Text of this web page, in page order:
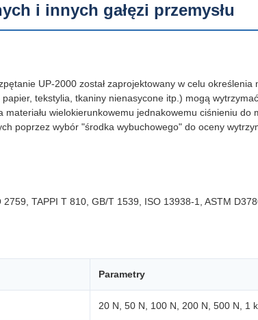
i innych gałęzi przemysłu
UP-2000 został zaprojektowany w celu określenia
tekstylia, tkaniny nienasycone itp.) mogą
materiału wielokierunkowemu jednakowemu ciśnieniu do
poprzez wybór "środka wybuchowego" do oceny
TAPPI T 810, GB/T 1539, ISO 13938-1, ASTM
Parametry
20 N, 50 N, 100 N, 200 N, 500 N, 1